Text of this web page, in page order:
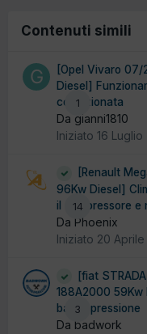
Contenuti simili
1
[Opel Vivaro
Diesel]
condizionata
Da gianni1810
Iniziato 16 Luglio
14
[Renault
96Kw Diesel]
il compressore e
Da Phoenix
Iniziato 20 Aprile
3
[fiat
188A2000 59Kw
bassa pressione
Da badwork